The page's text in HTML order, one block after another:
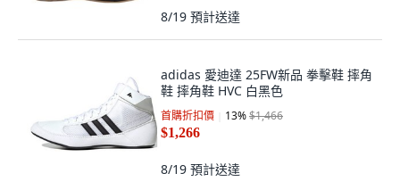
8/19 預計送達
adidas 愛迪達 25FW新品 拳擊鞋 摔角
鞋 摔角鞋 HVC 白黑色
首購折扣價 13%$1,466
$1,266
8/19 預計送達